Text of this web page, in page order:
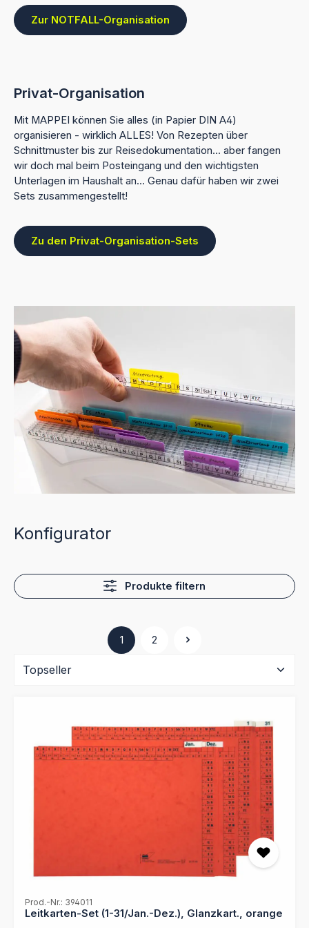
Zur NOTFALL-Organisation
Privat-Organisation
Mit MAPPEI können Sie alles (in Papier DIN A4)
organisieren - wirklich ALLES! Von Rezepten über
Schnittmuster bis zur Reisedokumentation... aber fangen
wir doch mal beim Posteingang und den wichtigsten
Unterlagen im Haushalt an... Genau dafür haben wir zwei
Sets zusammengestellt!
Zu den Privat-Organisation-Sets
Konfigurator
Produkte filtern
Seite
1
Seite
2
Prod.-Nr.: 394011
Leitkarten-Set (1-31/Jan.-Dez.), Glanzkart., orange